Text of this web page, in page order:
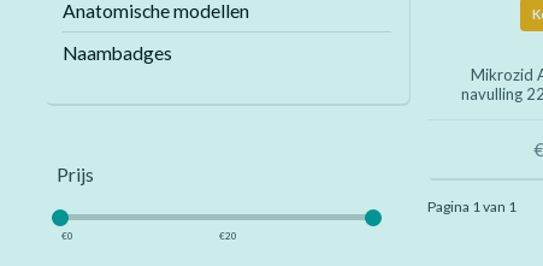
Anatomische modellen
Naambadges
Prijs
€0 €20
Mikrozid
navulling
Pagina 1 van 1